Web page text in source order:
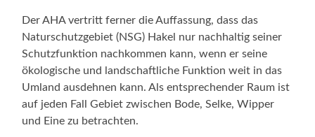
Der AHA vertritt ferner die Auffassung, dass das
Naturschutzgebiet (NSG) Hakel nur nachhaltig seiner
Schutzfunktion nachkommen kann, wenn er seine
ökologische und landschaftliche Funktion weit in das
Umland ausdehnen kann. Als entsprechender Raum ist
auf jeden Fall Gebiet zwischen Bode, Selke, Wipper
und Eine zu betrachten.